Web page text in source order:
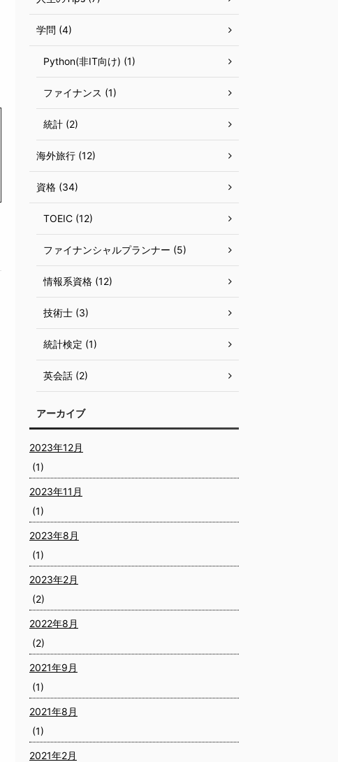
学問 (4)
Python(非IT向け) (1)
ファイナンス (1)
統計 (2)
海外旅行 (12)
資格 (34)
TOEIC (12)
ファイナンシャルプランナー (5)
情報系資格 (12)
技術士 (3)
統計検定 (1)
英会話 (2)
アーカイブ
2023年12月
(1)
2023年11月
(1)
2023年8月
(1)
2023年2月
(2)
2022年8月
(2)
2021年9月
(1)
2021年8月
(1)
2021年2月